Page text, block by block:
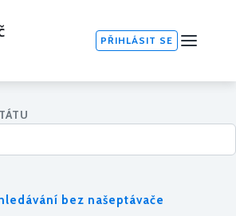
PŘIHLÁSIT SE
bez našeptávače